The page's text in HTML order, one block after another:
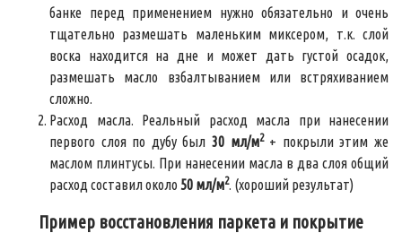
банке перед применением нужно обязательно и очень
тщательно размешать маленьким миксером, т.к. слой
воска находится на дне и может дать густой осадок,
размешать масло взбалтыванием или встряхиванием
сложно.
Расход масла. Реальный расход масла при нанесении
первого слоя по дубу был 30 мл/м2+ покрыли этим же
маслом плинтусы. При нанесении масла в два слоя общий
расход составил около 50 мл/м2. (хороший результат)
Пример восстановления паркета и покрытие